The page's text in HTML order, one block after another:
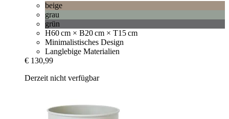
beige
grau
grün
H60 cm × B20 cm × T15 cm
Minimalistisches Design
Langlebige Materialien
€ 130,99
Derzeit nicht verfügbar